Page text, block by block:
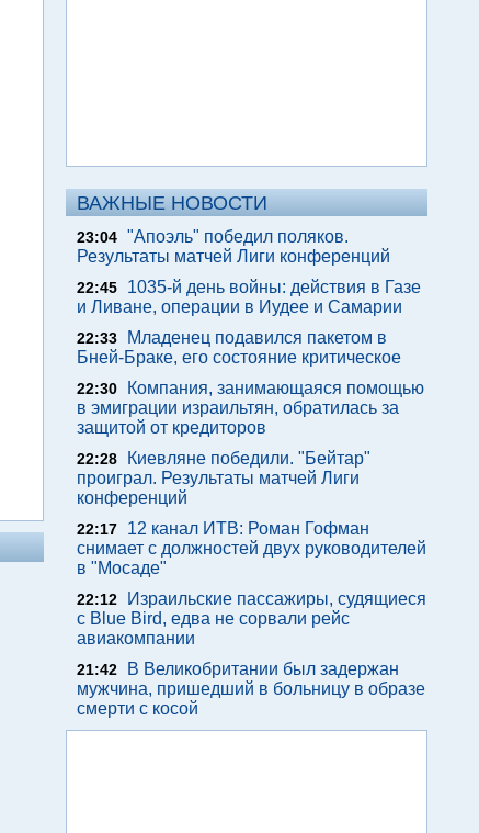
ВАЖНЫЕ НОВОСТИ
23:04 "Апоэль" победил поляков.
Результаты матчей Лиги конференций
22:45
1035-й день войны: действия в Газе
и Ливане, операции в Иудее и Самарии
22:33
Младенец подавился пакетом в
Бней-Браке, его состояние критическое
22:30
Компания, занимающаяся помощью
в эмиграции израильтян, обратилась за
защитой от кредиторов
22:28
Киевляне победили. "Бейтар"
проиграл. Результаты матчей Лиги
конференций
22:17
12 канал ИТВ: Роман Гофман
снимает с должностей двух руководителей
в "Мосаде"
22:12
Израильские пассажиры, судящиеся
с Blue Bird, едва не сорвали рейс
авиакомпании
21:42
В Великобритании был задержан
мужчина, пришедший в больницу в образе
смерти с косой